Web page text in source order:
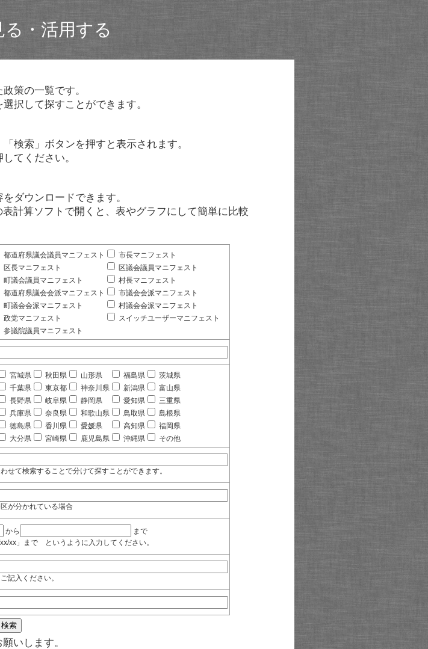
・活用する
策の一覧です。
択して探すことができます。
検索」ボタンを押すと表示されます。
てください。
ダウンロードできます。
計算ソフトで開くと、表やグラフにして簡単に比較
都道府県議会議員マニフェスト
市長マニフェスト
区長マニフェスト
区議会議員マニフェスト
町議会議員マニフェスト
村長マニフェスト
都道府県議会会派マニフェスト
市議会会派マニフェスト
町議会会派マニフェスト
村議会会派マニフェスト
政党マニフェスト
スイッチユーザーマニフェスト
参議院議員マニフェスト
宮城県 秋田県 山形県 福島県
茨城県
千葉県 東京都 神奈川県 新潟県
富山県
長野県 岐阜県 静岡県 愛知県
三重県
兵庫県 奈良県 和歌山県 鳥取県
島根県
徳島県 香川県 愛媛県 高知県
福岡県
大分県 宮崎県 鹿児島県 沖縄県 その他
せて検索することで分けて探すことができます。
が分かれている場合
から
まで
」まで というように入力してください。
記入ください。
いします。